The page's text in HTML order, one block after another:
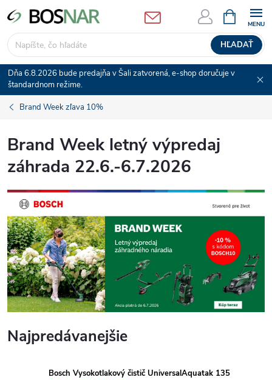
Prejsť
na
obsah
HĽADAŤ
KOŠÍK
Dňa 6.8.2026 bude predajňa v Šali zatvorená, e-shop doručuje v
štandardnom režime.
Brand Week zľava 10%
Brand Week letný výpredaj
záhrada 22.6.-6.7.2026
Najpredávanejšie
Bosch Vysokotlakový čistič UniversalAquatak 135